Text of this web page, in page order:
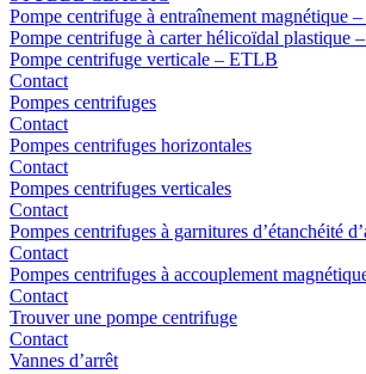
Pompe centrifuge à entraînement magnétique
Pompe centrifuge à carter hélicoïdal plastique
Pompe centrifuge verticale – ETLB
Contact
Pompes centrifuges
Contact
Pompes centrifuges horizontales
Contact
Pompes centrifuges verticales
Contact
Pompes centrifuges à garnitures d’étanchéité
Contact
Pompes centrifuges à accouplement
Contact
Trouver une pompe centrifuge
Contact
Vannes d’arrêt